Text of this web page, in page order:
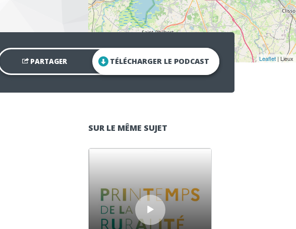
Leaflet | Lieux
PARTAGER TÉLÉCHARGER LE PODCAST
SUR LE MÊME SUJET
Lecteur audio